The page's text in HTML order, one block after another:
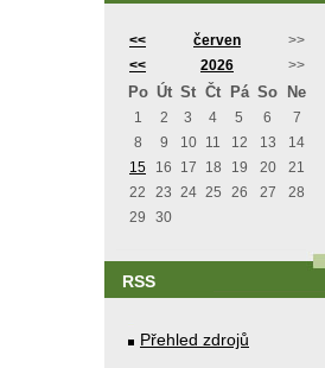
<< červen
>>
<<
2026 >>
Po Út St Čt Pá So Ne
1 2 3 4 5 6
7
8
9 10 11 12 13
14
15
16 17 18 19 20
21
22
23 24 25 26 27
28
29
30
RSS
Přehled zdrojů